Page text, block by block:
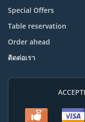
Special Offers
Table reservation
Order ahead
ติดต่อเรา